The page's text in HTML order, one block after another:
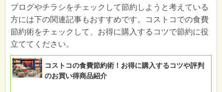
ブログやチラシをチェックして節約しようと考えている
方には下の関連記事もおすすめです。コストコでの食費
節約術をチェックして、お得に購入するコツで節約に役
立ててください。
コストコの食費節約術！お得に購入するコツや評判
のお買い得商品紹介